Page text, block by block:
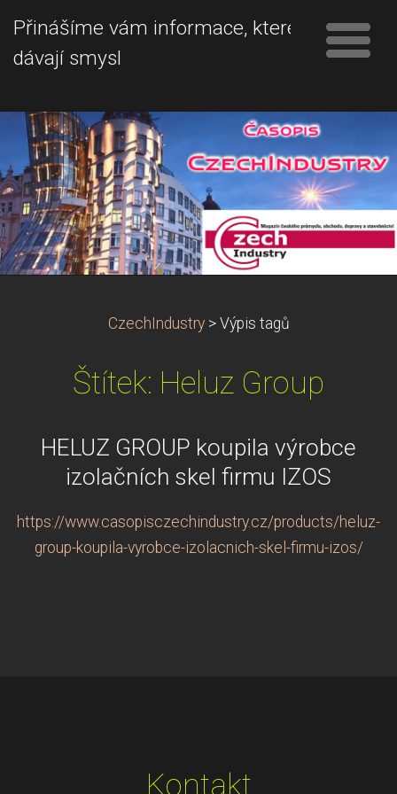
Přinášíme vám informace, které
dávají smysl
CzechIndustry > Výpis tagů
Štítek: Heluz Group
HELUZ GROUP koupila výrobce
izolačních skel firmu IZOS
https://www.casopisczechindustry.cz/products/heluz-
group-koupila-vyrobce-izolacnich-skel-firmu-izos/
Kontakt